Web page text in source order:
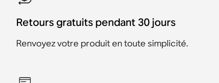
Retours gratuits pendant 30 jours
Renvoyez votre produit en toute simplicité.